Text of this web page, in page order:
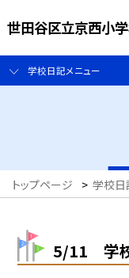
世田谷区立京西小
学校日記メニュー
トップページ > 学校日
5/11 学